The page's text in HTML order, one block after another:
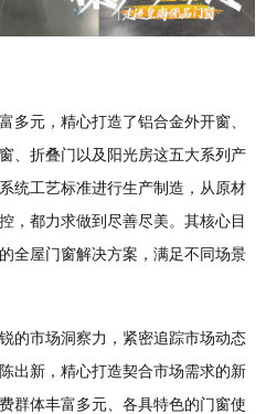
多元，精心打造了铝合金外开窗、
、折叠门以及阳光房这五大系列产
统工艺标准进行生产制造，从原材
，都力求做到尽善尽美。其核心目
全屋门窗解决方案，满足不同场景
的市场洞察力，紧密追踪市场动态
出新，精心打造契合市场需求的新
群体丰富多元、各具特色的门窗使